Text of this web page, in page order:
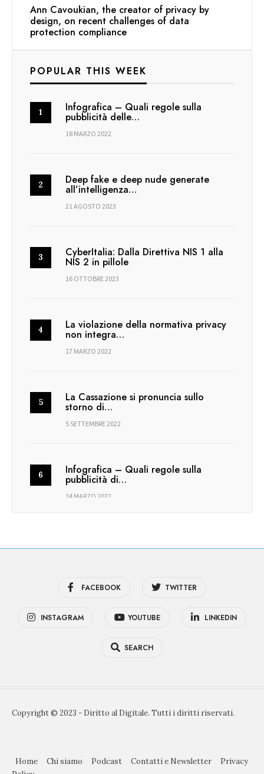
Ann Cavoukian, the creator of privacy by
design, on recent challenges of data
protection compliance
POPULAR THIS WEEK
Infografica – Quali regole sulla
pubblicità delle…
18 MARZO 2022
Deep fake e deep nude generate
all’intelligenza…
21 AGOSTO 2023
CyberItalia: Dalla Direttiva NIS 1 alla
NIS 2 in pillole
16 OTTOBRE 2023
La violazione della normativa privacy
non integra…
17 MARZO 2022
La Cassazione si pronuncia sullo
storno di…
5 SETTEMBRE 2022
Infografica – Quali regole sulla
pubblicità di…
24 MARZO 2022
FACEBOOK TWITTER
INSTAGRAM YOUTUBE LINKEDIN
SEARCH
Copyright © 2023 - Diritto al Digitale. Tutti i diritti riservati.
Home Chi siamo Podcast Contatti e Newsletter
Privacy